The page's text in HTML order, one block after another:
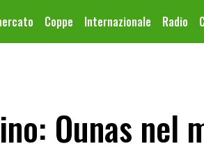
Coppe Internazionale Radio
Ounas nel